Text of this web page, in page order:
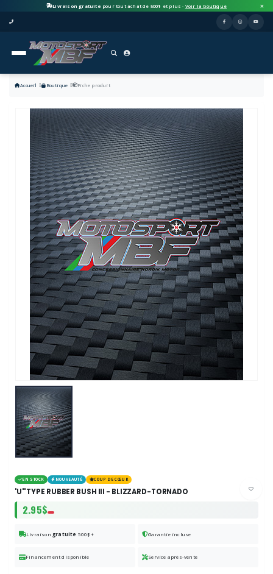
Livraison gratuite pour tout achat de 500$ et plus · Voir la boutique
Accueil Boutique Fiche produit
EN STOCK NOUVEAUTÉ COUP DE CŒUR
'U'' TYPE RUBBER BUSH III - BLIZZARD-TORNADO
2.95$
Livraison gratuite 500$+ Garantie incluse
Financement disponible Service après-vente